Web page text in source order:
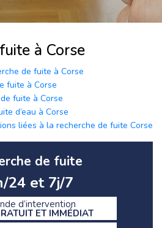
à Corse
de fuite à Corse
fuite à Corse
fuite à Corse
d’eau à Corse
liées à la recherche de fuite Corse
de fuite
24 et 7j/7
d’intervention
ET IMMÉDIAT